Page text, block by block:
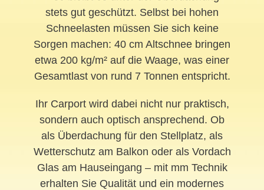
stets gut geschützt. Selbst bei hohen
Schneelasten müssen Sie sich keine
Sorgen machen: 40 cm Altschnee bringen
etwa 200 kg/m² auf die Waage, was einer
Gesamtlast von rund 7 Tonnen entspricht.
Ihr Carport wird dabei nicht nur praktisch,
sondern auch optisch ansprechend. Ob
als Überdachung für den Stellplatz, als
Wetterschutz am Balkon oder als Vordach
Glas am Hauseingang – mit mm Technik
erhalten Sie Qualität und ein modernes